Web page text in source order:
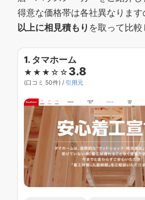
得意な価格帯は各社異なります
以上に相見積もり を取って比較
1. タマホーム
★★★☆☆ 3.8
(口コミ 50件) / 引用元